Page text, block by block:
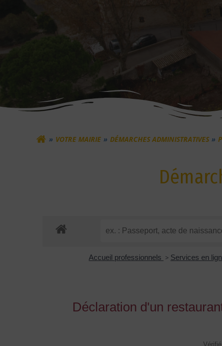
VOTRE MAIRIE DÉMARCHES ADMINISTRATIVES
Accueil professionnels > Services en
Déclaration d'un